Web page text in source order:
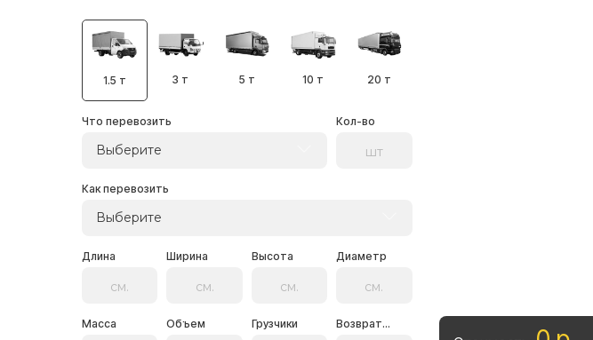
1.5 т 3 т 5 т 10 т 20 т
Что перевозить
Выберите
Кол-во
Как перевозить
Выберите
Длина Ширина Высота Диаметр
Масса Объем Грузчики Возврат...